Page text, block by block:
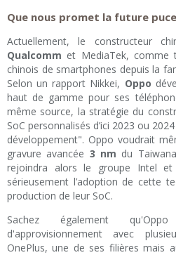
Que nous promet la future
Actuellement, le constructeur
Qualcomm et MediaTek, comme
chinois de smartphones depuis la
Selon un rapport Nikkei, Oppo
haut de gamme pour ses
même source, la stratégie du
SoC personnalisés d’ici 2023 ou
développement". Oppo voudrait
gravure avancée 3 nm du
rejoindra alors le groupe Intel et
sérieusement l’adoption de cette
production de leur SoC.
Sachez également
d'approvisionnement avec
OnePlus, une de ses filières mais